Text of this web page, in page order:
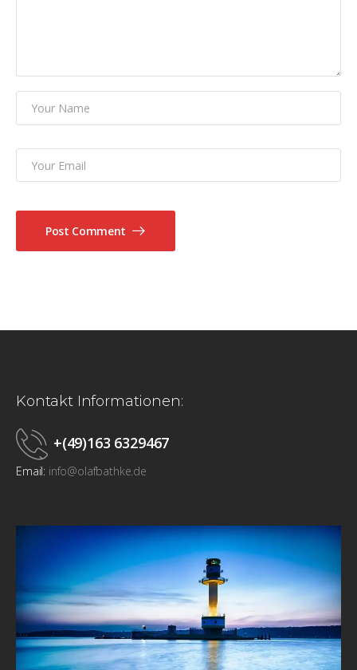
Post Comment
Kontakt Informationen:
+(49)163 6329467
Email: info@olafbathke.de